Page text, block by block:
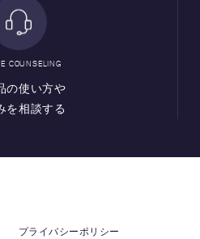
COUNSELING
の使い方や
を相談する
プライバシーポリシー